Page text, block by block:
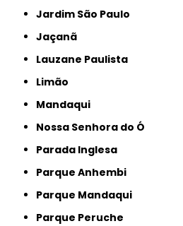
Jardim São Paulo
Jaçanã
Lauzane Paulista
Limão
Mandaqui
Nossa Senhora do Ó
Parada Inglesa
Parque Anhembi
Parque Mandaqui
Parque Peruche